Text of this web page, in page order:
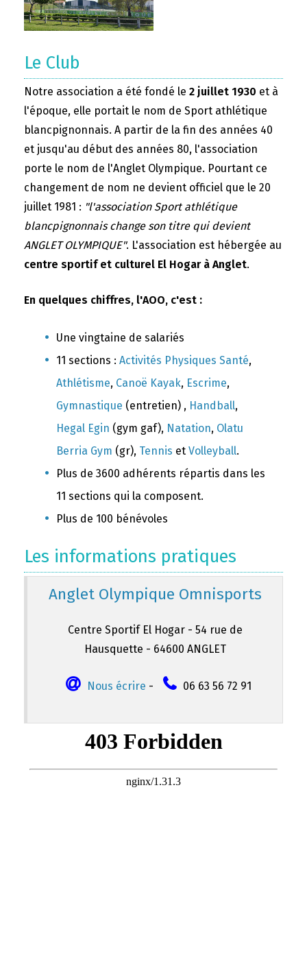
Le Club
Notre association a été fondé le 2 juillet 1930 et à
l'époque, elle portait le nom de Sport athlétique
blancpignonnais. A partir de la fin des années 40
et jusqu'au début des années 80, l'association
porte le nom de l'Anglet Olympique. Pourtant ce
changement de nom ne devient officiel que le 20
juillet 1981 : "l'association Sport athlétique
blancpignonnais change son titre qui devient
ANGLET OLYMPIQUE". L'association est hébergée au
centre sportif et culturel El Hogar à Anglet.
En quelques chiffres, l'AOO, c'est :
Une vingtaine de salariés
11 sections : Activités Physiques Santé,
Athlétisme, Canoë Kayak, Escrime,
Gymnastique (entretien) , Handball,
Hegal Egin (gym gaf), Natation, Olatu
Berria Gym (gr), Tennis et Volleyball.
Plus de 3600 adhérents répartis dans les
11 sections qui la composent.
Plus de 100 bénévoles
Les informations pratiques
Anglet Olympique Omnisports
Centre Sportif El Hogar - 54 rue de
Hausquette - 64600 ANGLET
Nous écrire - 06 63 56 72 91